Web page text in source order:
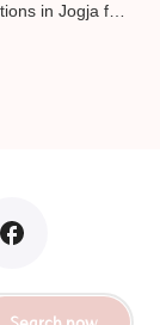
Your Instagram Feed